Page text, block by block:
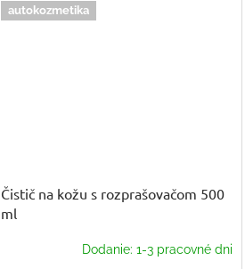
autokozmetika
Čistič na kožu s rozprašovačom 500
ml
Dodanie: 1-3 pracovné dni